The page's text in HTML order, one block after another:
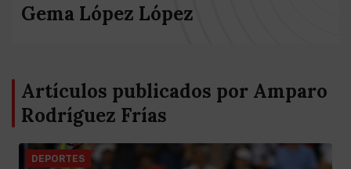
Gema López López
Artículos publicados por Amparo
Rodríguez Frías
DEPORTES